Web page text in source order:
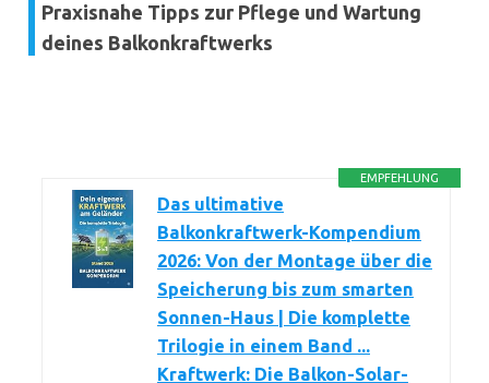
Praxisnahe Tipps zur Pflege und Wartung
deines Balkonkraftwerks
EMPFEHLUNG
Das ultimative
Balkonkraftwerk-Kompendium
2026: Von der Montage über die
Speicherung bis zum smarten
Sonnen-Haus | Die komplette
Trilogie in einem Band ...
Kraftwerk: Die Balkon-Solar-